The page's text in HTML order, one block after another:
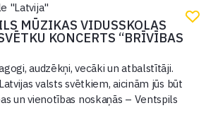
"Latvija"
MŪZIKAS VIDUSSKOLAS
KONCERTS “BRĪVĪBAS
audzēkņi, vecāki un atbalstītāji.
valsts svētkiem, aicinām jūs būt
un vienotības noskaņās – Ventspils